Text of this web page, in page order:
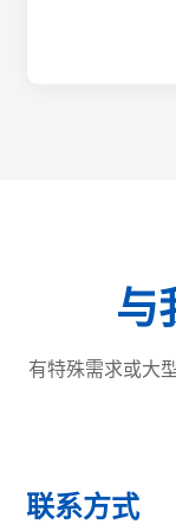
与
有特殊需求或大
联系方式